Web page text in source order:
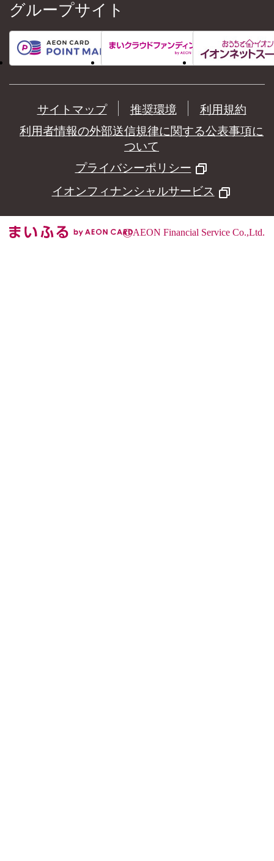
グループサイト
サイトマップ 推奨環境
利用規約
利用者情報の外部送信規律に関する公表事項に
ついて
プライバシーポリシー
イオンフィナンシャルサービス
©AEON Financial Service Co.,Ltd.